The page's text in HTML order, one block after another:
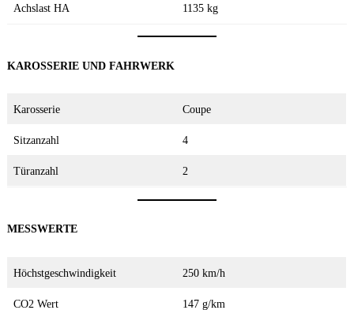
Achslast HA 1135 kg
KAROSSERIE UND FAHRWERK
Karosserie Coupe
Sitzanzahl 4
Türanzahl 2
MESSWERTE
Höchstgeschwindigkeit 250 km/h
CO2 Wert 147 g/km